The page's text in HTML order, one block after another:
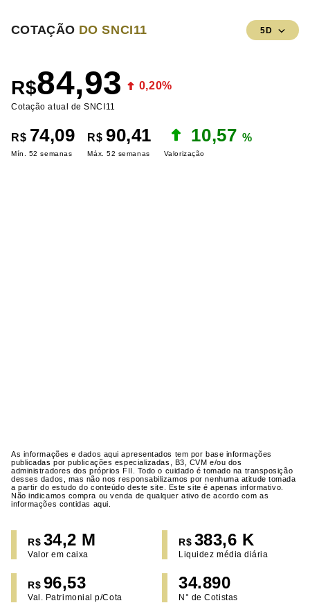
COTAÇÃO DO SNCI11 5D
R$84,93 0,20%
Cotação atual de SNCI11
R$ 74,09
Mín. 52 semanas
R$ 90,41
Máx. 52 semanas
10,57 %
Valorização
As informações e dados aqui apresentados tem por base informações
publicadas por publicações especializadas, B3, CVM e/ou dos
administradores dos próprios FII. Todo o cuidado é tomado na transposição
desses dados, mas não nos responsabilizamos por nenhuma atitude tomada
a partir do estudo do conteúdo deste site. Este site é apenas informativo.
Não indicamos compra ou venda de qualquer ativo de acordo com as
informações contidas aqui.
R$ 34,2 M
Valor em caixa
R$ 383,6 K
Liquidez média diária
R$ 96,53
Val. Patrimonial p/Cota
34.890
N° de Cotistas